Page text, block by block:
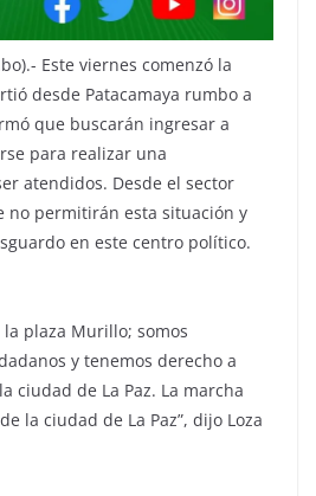
Este viernes comenzó la
desde Patacamaya rumbo a
que buscarán ingresar a
para realizar una
atendidos. Desde el sector
no permitirán esta situación y
en este centro político.
plaza Murillo; somos
y tenemos derecho a
ciudad de La Paz. La marcha
la ciudad de La Paz”, dijo Loza